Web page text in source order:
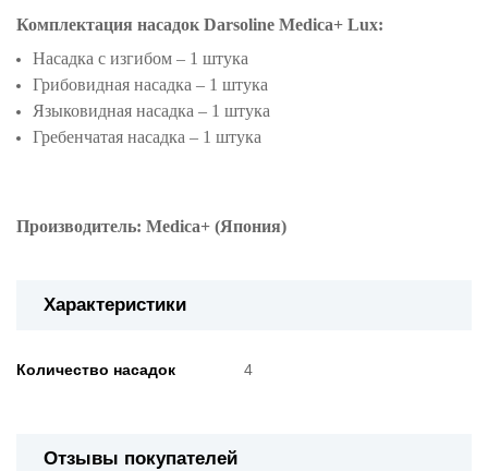
Комплектация насадок Darsoline Medica+ Lux:
Насадка с изгибом – 1 штука
Грибовидная насадка – 1 штука
Языковидная насадка – 1 штука
Гребенчатая насадка – 1 штука
Производитель: Medica+ (Япония)
Характеристики
Количество насадок 4
Отзывы покупателей